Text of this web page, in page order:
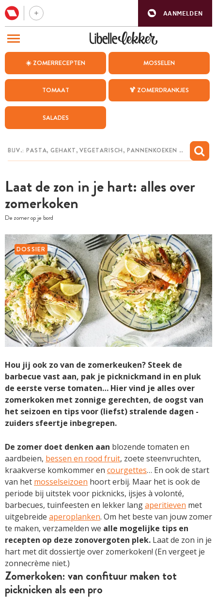
AANMELDEN
☀️ ZOMERRECEPTEN MOSSELEN
TOMAAT 🍹 ZOMERDRANKJES
SALADES
Laat de zon in je hart: alles over
zomerkoken
De zomer op je bord
DOSSIER
Hou jij ook zo van de zomerkeuken? Steek de
barbecue vast aan, pak je picknickmand in en pluk
de eerste verse tomaten… Hier vind je alles over
zomerkoken met zonnige gerechten, de oogst van
het seizoen en tips voor (liefst) stralende dagen -
zuiders sfeertje inbegrepen.
De zomer doet denken aan blozende tomaten en
aardbeien, bessen en rood fruit, zoete steenvruchten,
kraakverse komkommer en courgettes… En ook de start
van het mosselseizoen hoort erbij. Maar het is ook de
periode bij uitstek voor picknicks, ijsjes à volonté,
barbecues, tuinfeesten en lekker langaperitieven met
uitgebreide aperoplanken. Om het beste van jouw zomer
te maken, verzamelden we alle mogelijke tips en
recepten op deze zonovergoten plek. Laat de zon in je
hart met dit dossiertje over zomerkoken! (En vergeet je
zonnecrème niet.)
Zomerkoken: van confituur maken tot
picknicken als een pro
BEZOEK ONZE ANDERE WEBSITES
WEEKMENU
CHAT MET MAIA
MIJN BEWAARDE RECEPTEN